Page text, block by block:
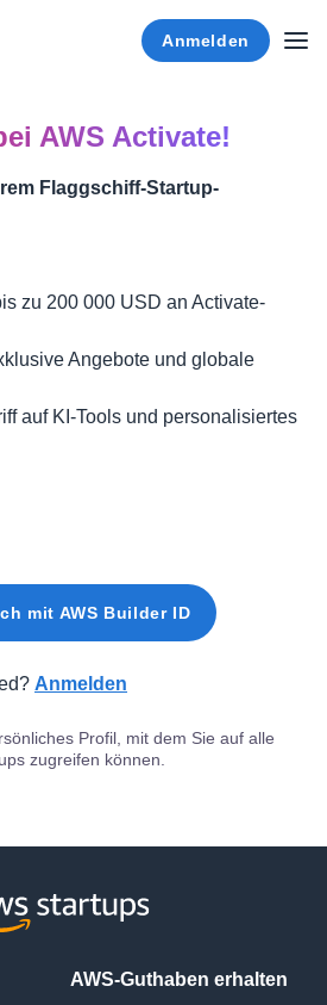
Anmelden
AWS Activate!
Flaggschiff-Startup-
zu 200 000 USD an Activate-
Angebote und globale
auf KI-Tools und personalisiertes
mit AWS Builder ID
Anmelden
Profil, mit dem Sie auf alle
zugreifen können.
AWS-Guthaben erhalten